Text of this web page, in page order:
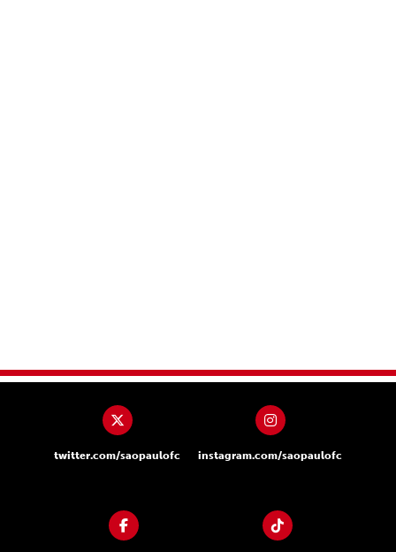
twitter.com/saopaulofc instagram.com/saopaulofc